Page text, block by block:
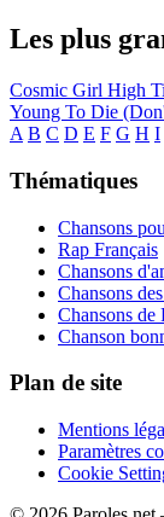
Les plus
Cosmic Girl High
Young To Die
A B C D E F G H I
Thématiques
Chansons
Rap Français
Chansons
Chansons
Chansons de
Chanson
Plan de site
Mentions
Paramètres
Cookie